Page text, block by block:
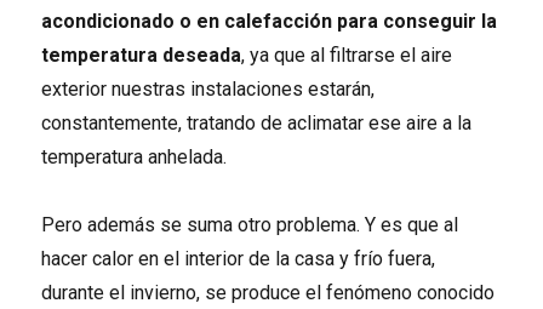
acondicionado o en calefacción para conseguir la
temperatura deseada, ya que al filtrarse el aire
exterior nuestras instalaciones estarán,
constantemente, tratando de aclimatar ese aire a la
temperatura anhelada.
Pero además se suma otro problema. Y es que al
hacer calor en el interior de la casa y frío fuera,
durante el invierno, se produce el fenómeno conocido